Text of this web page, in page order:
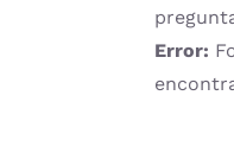
Error: